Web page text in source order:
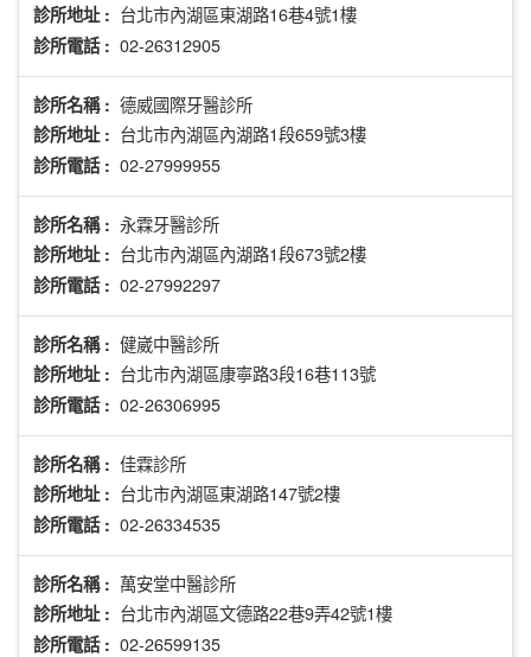
診所地址 : 台北市內湖區東湖路16巷4號1樓
診所電話 : 02-26312905
診所名稱 : 德威國際牙醫診所
診所地址 : 台北市內湖區內湖路1段659號3樓
診所電話 : 02-27999955
診所名稱 : 永霖牙醫診所
診所地址 : 台北市內湖區內湖路1段673號2樓
診所電話 : 02-27992297
診所名稱 : 健崴中醫診所
診所地址 : 台北市內湖區康寧路3段16巷113號
診所電話 : 02-26306995
診所名稱 : 佳霖診所
診所地址 : 台北市內湖區東湖路147號2樓
診所電話 : 02-26334535
診所名稱 : 萬安堂中醫診所
診所地址 : 台北市內湖區文德路22巷9弄42號1樓
診所電話 : 02-26599135